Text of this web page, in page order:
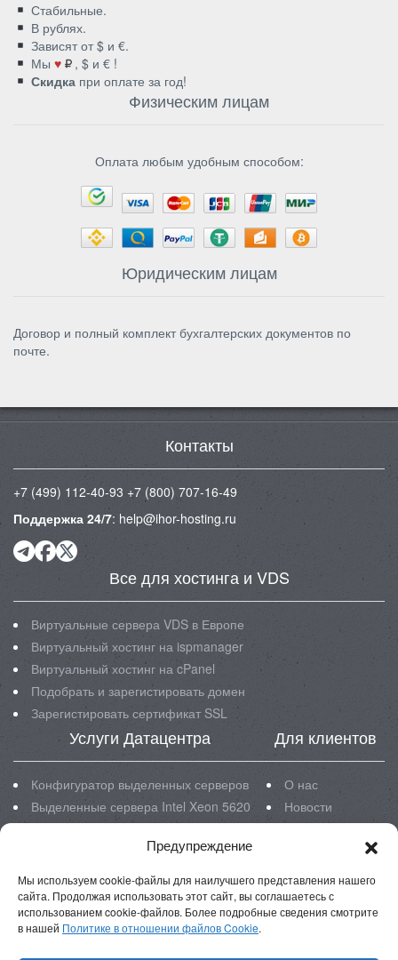
Предупреждение
Мы используем cookie-файлы для наилучшего представления нашего
сайта. Продолжая использовать этот сайт, вы соглашаетесь с
использованием cookie-файлов. Более подробные сведения смотрите
в нашей Политике в отношении файлов Cookie.
Стабильные.
В рублях.
Зависят от $ и €.
Мы ♥
, $ и € !
Скидкапри оплате за год!
Физическим лицам
Оплата любым удобным способом:
Юридическим лицам
Договор и полный комплект бухгалтерских документов по
почте.
Контакты
+7 (499) 112-40-93 +7 (800) 707-16-49
Поддержка 24/7: help@ihor-hosting.ru
Все для хостинга и VDS
Виртуальные сервера VDS в Европе
Виртуальный хостинг на ispmanager
Виртуальный хостинг на cPanel
Подобрать и зарегистировать домен
Зарегистировать сертификат SSL
Услуги Датацентра
Конфигуратор выделенных серверов
Выделенные сервера Intel Xeon 5620
Выделенные сервера Intel Xeon E3
Выделенные сервера Intel Xeon E5
Размещение серверов в ЦОД
Для клиентов
О нас
Новости
Блог
Реквизиты